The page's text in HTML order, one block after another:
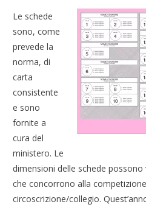
Le schede
sono, come
prevede la
norma, di
carta
consistente
e sono
fornite a
cura del
ministero. Le
dimensioni delle schede
che concorrono alla
circoscrizione/collegio.